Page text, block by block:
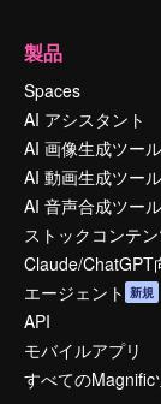
製品
Spaces
AI アシスタント
AI 画像生成ツール
AI 動画生成ツール
AI 音声合成ツール
ストックコンテ
Claude/ChatGPT
エージェント 新規
API
モバイルアプリ
すべてのMagnific